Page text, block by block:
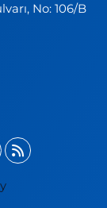
No: 106/B